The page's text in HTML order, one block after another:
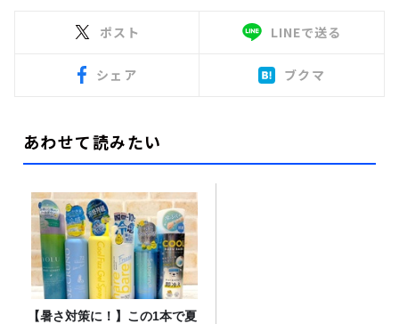
ポスト LINEで送る
シェア ブクマ
あわせて読みたい
【暑さ対策に！】この1本で夏